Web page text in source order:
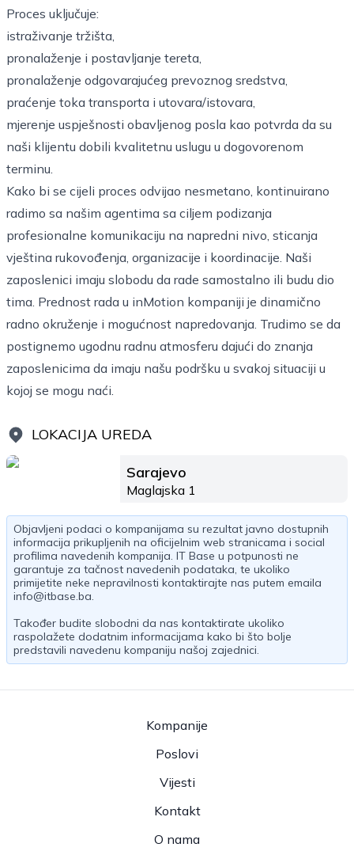
LOKACIJA UREDA
Sarajevo
Maglajska 1
Objavljeni podaci o kompanijama su rezultat javno dostupnih
informacija prikupljenih na oficijelnim web stranicama i social
profilima navedenih kompanija. IT Base u potpunosti ne
garantuje za tačnost navedenih podataka, te ukoliko
primijetite neke nepravilnosti kontaktirajte nas putem emaila
info@itbase.ba.
Također budite slobodni da nas kontaktirate ukoliko
raspolažete dodatnim informacijama kako bi što bolje
predstavili navedenu kompaniju našoj zajednici.
Proces uključuje:
istraživanje tržišta,
pronalaženje i postavljanje tereta,
pronalaženje odgovarajućeg prevoznog sredstva,
praćenje toka transporta i utovara/istovara,
mjerenje uspješnosti obavljenog posla kao potvrda da su
naši klijentu dobili kvalitetnu uslugu u dogovorenom
terminu.
Kako bi se cijeli proces odvijao nesmetano, kontinuirano
radimo sa našim agentima sa ciljem podizanja
profesionalne komunikaciju na napredni nivo, sticanja
vještina rukovođenja, organizacije i koordinacije. Naši
zaposlenici imaju slobodu da rade samostalno ili budu dio
tima. Prednost rada u inMotion kompaniji je dinamično
radno okruženje i mogućnost napredovanja. Trudimo se da
postignemo ugodnu radnu atmosferu dajući do znanja
zaposlenicima da imaju našu podršku u svakoj situaciji u
kojoj se mogu naći.
Kompanije
Poslovi
Vijesti
Kontakt
O nama